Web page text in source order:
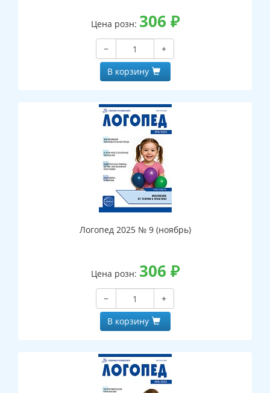
Цена розн: 306 ₽
−
+
В корзину
Логопед 2025 № 9 (ноябрь)
Цена розн: 306 ₽
−
+
В корзину